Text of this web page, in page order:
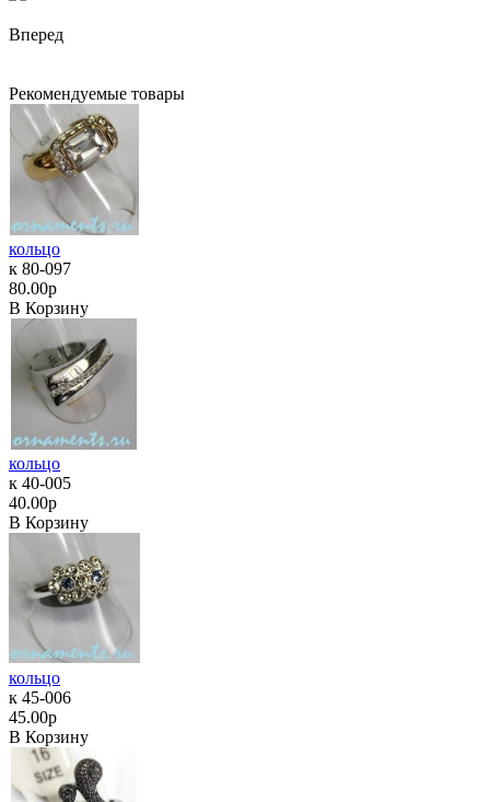
Вперед
Рекомендуемые товары
кольцо
к 80-097
80.00р
В Корзину
кольцо
к 40-005
40.00р
В Корзину
кольцо
к 45-006
45.00р
В Корзину